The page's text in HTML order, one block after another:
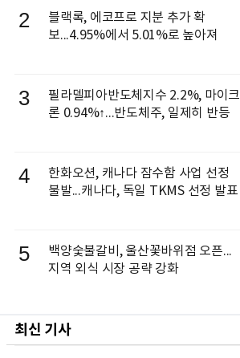
2
블랙록, 에코프로 지분 추가 확
보...4.95%에서 5.01%로 높아져
3
필라델피아반도체지수 2.2%, 마이크
론 0.94%↑...반도체주, 일제히 반등
4
한화오션, 캐나다 잠수함 사업 선정
불발...캐나다, 독일 TKMS 선정 발표
5
백양숯불갈비, 울산꽃바위점 오픈...
지역 외식 시장 공략 강화
최신 기사